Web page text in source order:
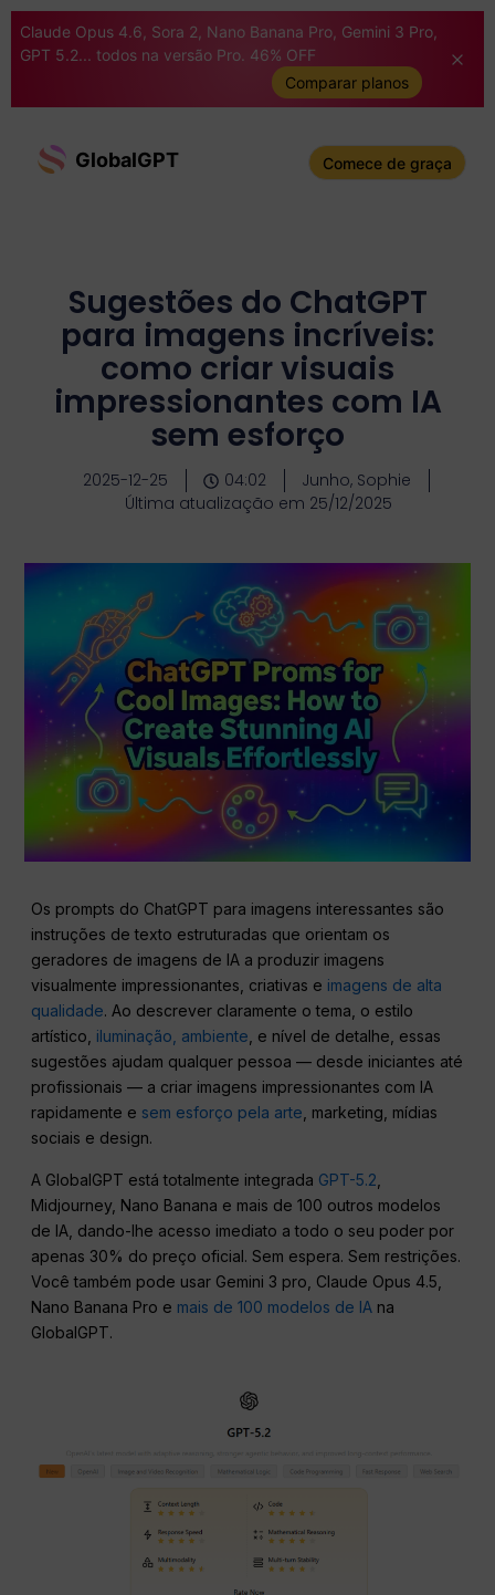
Claude Opus 4.6, Sora 2, Nano Banana Pro, Gemini 3 Pro,
GPT 5.2... todos na versão Pro. 46% OFF
Comparar planos
GlobalGPT Comece de graça
Sugestões do ChatGPT
para imagens incríveis:
como criar visuais
impressionantes com IA
sem esforço
2025-12-25 04:02
Junho, Sophie
Última atualização em 25/12/2025
Os prompts do ChatGPT para imagens interessantes são
instruções de texto estruturadas que orientam os
geradores de imagens de IA a produzir imagens
visualmente impressionantes, criativas e imagens de alta
qualidade. Ao descrever claramente o tema, o estilo
artístico, iluminação, ambiente , e nível de detalhe, essas
sugestões ajudam qualquer pessoa — desde iniciantes até
profissionais — a criar imagens impressionantes com IA
rapidamente e sem esforço pela arte , marketing, mídias
sociais e design.
A GlobalGPT está totalmente integrada GPT-5.2
Midjourney, Nano Banana e mais de 100 outros modelos
de IA, dando-lhe acesso imediato a todo o seu poder por
apenas 30% do preço oficial. Sem espera. Sem restrições.
Você também pode usar Gemini 3 pro, Claude Opus 4.5,
Nano Banana Pro e mais de 100 modelos de IA na
GlobalGPT.